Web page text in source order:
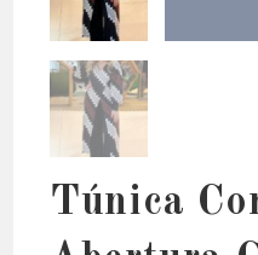
Túnica